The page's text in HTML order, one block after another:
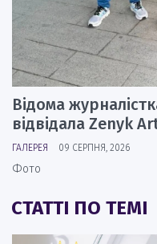
Відома
відвідала Zenyk
ГАЛЕРЕЯ 09 СЕРПНЯ, 2026
Фото
СТАТТІ ПО ТЕМІ